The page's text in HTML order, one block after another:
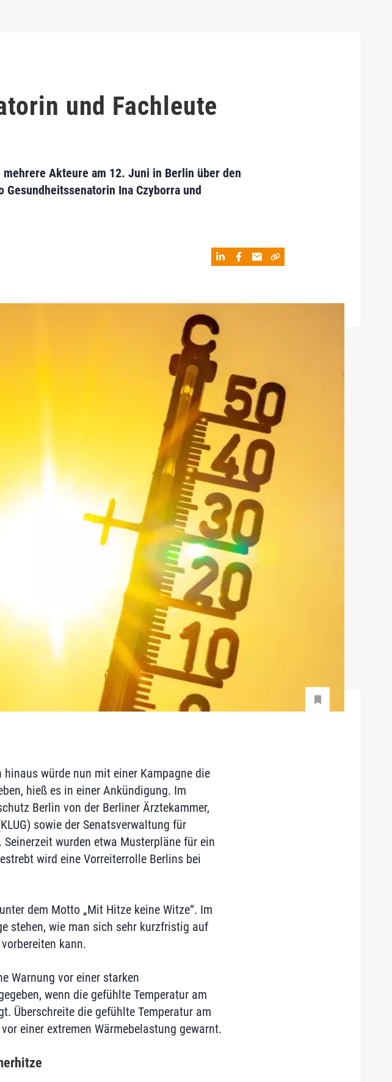
und Fachleute
Akteure am 12. Juni in Berlin über den
Ina Czyborra und
würde nun mit einer Kampagne die
hieß es in einer Ankündigung. Im
Berlin von der Berliner Ärztekammer,
sowie der Senatsverwaltung für
wurden etwa Musterpläne für ein
wird eine Vorreiterrolle Berlins bei
dem Motto „Mit Hitze keine Witze“. Im
stehen, wie man sich sehr kurzfristig auf
kann.
Warnung vor einer starken
wenn die gefühlte Temperatur am
Überschreite die gefühlte Temperatur am
einer extremen Wärmebelastung gewarnt.